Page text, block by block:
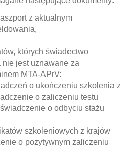
z aktualnym
których świadectwo
jest uznawane za
MTA-APrV:
o ukończeniu szkolenia z
o zaliczeniu testu
o odbyciu stażu
szkoleniowych z krajów
o pozytywnym zaliczeniu